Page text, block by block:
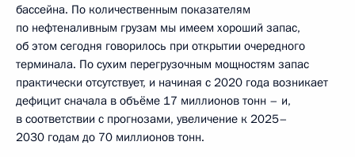
бассейна. По количественным показателям
по нефтеналивным грузам мы имеем хороший запас,
об этом сегодня говорилось при открытии очередного
терминала. По сухим перегрузочным мощностям запас
практически отсутствует, и начиная с 2020 года возникает
дефицит сначала в объёме 17 миллионов тонн – и,
в соответствии с прогнозами, увеличение к 2025–
2030 годам до 70 миллионов тонн.